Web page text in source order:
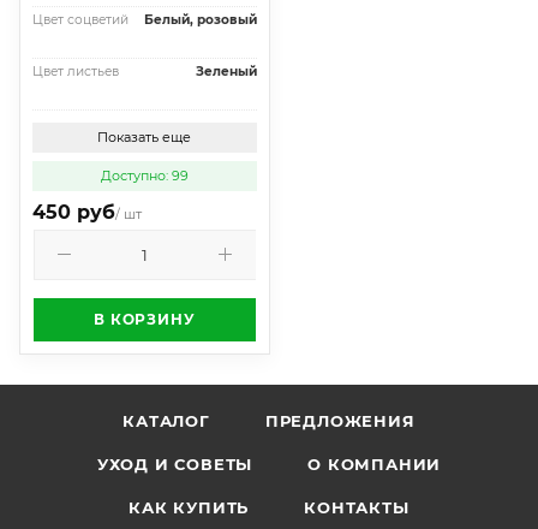
Цвет соцветий Белый, розовый
Цвет листьев Зеленый
Показать еще
Доступно: 99
450 руб/ шт
В КОРЗИНУ
КАТАЛОГ ПРЕДЛОЖЕНИЯ
УХОД И СОВЕТЫ О КОМПАНИИ
КАК КУПИТЬ КОНТАКТЫ